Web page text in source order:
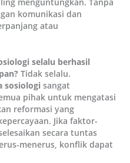
komunikasi dan
atau
selalu berhasil
Tidak selalu.
sosiologi sangat
pihak untuk mengatasi
reformasi yang
Jika faktor-
secara tuntas
menerus, konflik dapat